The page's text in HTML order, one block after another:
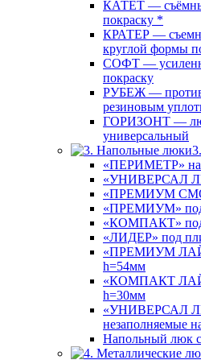
КАТЕТ —
покраску *
КРАТЕР —
круглой формы
СОФТ —
покраску
РУБЕЖ —
резиновым
ГОРИЗОНТ —
универсальный
«ПЕРИМЕТР» на
«УНИВЕРСАЛ
«ПРЕМИУМ
«ПРЕМИУМ»
«КОМПАКТ»
«ЛИДЕР» под
«ПРЕМИУМ
h=54мм
«КОМПАКТ
h=30мм
«УНИВЕРСАЛ
незаполняемые
Напольный люк